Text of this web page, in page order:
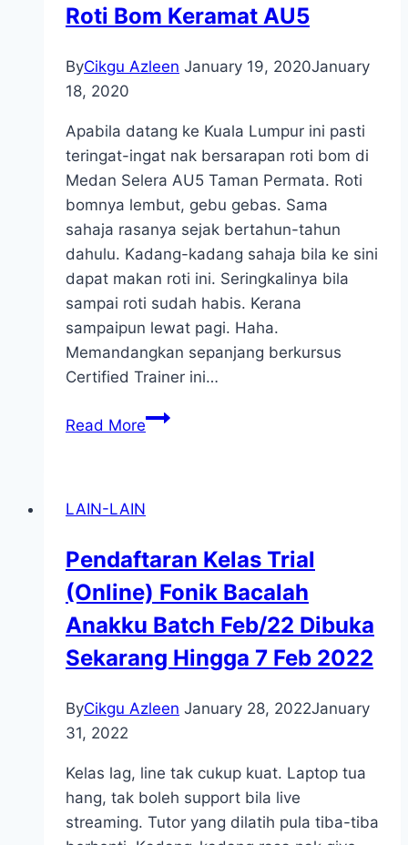
Roti Bom Keramat AU5
ByCikgu Azleen January 19, 2020January
18, 2020
Apabila datang ke Kuala Lumpur ini pasti
teringat-ingat nak bersarapan roti bom di
Medan Selera AU5 Taman Permata. Roti
bomnya lembut, gebu gebas. Sama
sahaja rasanya sejak bertahun-tahun
dahulu. Kadang-kadang sahaja bila ke sini
dapat makan roti ini. Seringkalinya bila
sampai roti sudah habis. Kerana
sampaipun lewat pagi. Haha.
Memandangkan sepanjang berkursus
Certified Trainer ini…
Read MoreRoti
LAIN-LAIN
Pendaftaran Kelas Trial
(Online) Fonik Bacalah
Anakku Batch Feb/22 Dibuka
Sekarang Hingga 7 Feb 2022
ByCikgu Azleen January 28, 2022January
31, 2022
Kelas lag, line tak cukup kuat. Laptop tua
hang, tak boleh support bila live
streaming. Tutor yang dilatih pula tiba-tiba